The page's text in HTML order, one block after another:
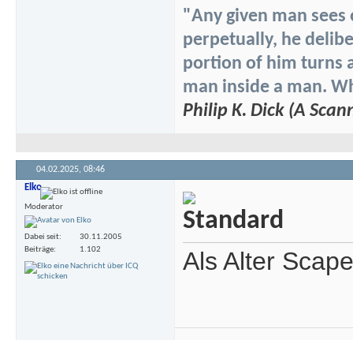
"Any given man
perpetually, he
portion of him turns
man inside a man.
Philip K. Dick (A
04.02.2025, 08:46
Elko
Moderator
Dabei seit
30.11.2005
Beiträge
1.102 Als Alter